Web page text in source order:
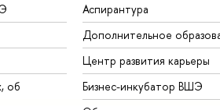
об
Аспирантура
Дополнительное
Центр развития карьеры
Бизнес-инкубатор ВШЭ